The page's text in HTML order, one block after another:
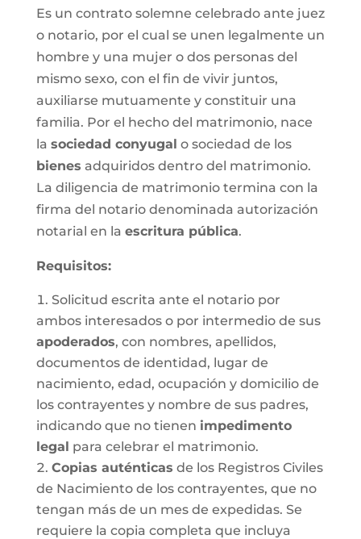
Es un contrato solemne celebrado ante juez
o notario, por el cual se unen legalmente un
hombre y una mujer o dos personas del
mismo sexo, con el fin de vivir juntos,
auxiliarse mutuamente y constituir una
familia. Por el hecho del matrimonio, nace
la sociedad conyugal o sociedad de los
bienes adquiridos dentro del matrimonio.
La diligencia de matrimonio termina con la
firma del notario denominada autorización
notarial en la escritura pública.
Requisitos:
Solicitud escrita ante el notario por
ambos interesados o por intermedio de sus
apoderados, con nombres, apellidos,
documentos de identidad, lugar de
nacimiento, edad, ocupación y domicilio de
los contrayentes y nombre de sus padres,
indicando que no tienen impedimento
legal para celebrar el matrimonio.
Copias auténticas de los Registros Civiles
de Nacimiento de los contrayentes, que no
tengan más de un mes de expedidas. Se
requiere la copia completa que incluya